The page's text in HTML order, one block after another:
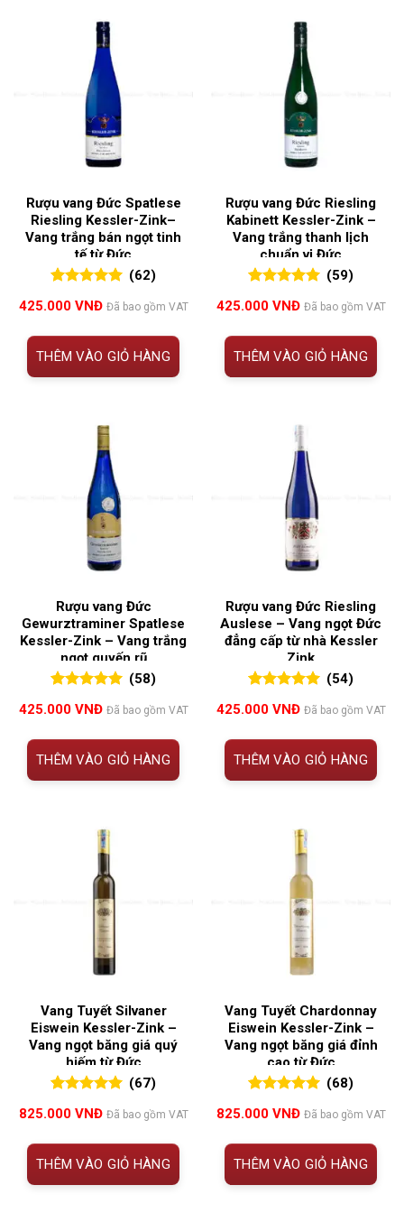
Rượu vang Đức Spatlese
Riesling Kessler-Zink–
Vang trắng bán ngọt tinh
tế từ Đức
đánh giá
(62)
425.000 VNĐ Đã bao gồm VAT
THÊM VÀO GIỎ HÀNG
Rượu vang Đức Riesling
Kabinett Kessler-Zink –
Vang trắng thanh lịch
chuẩn vị Đức
đánh giá
(59)
425.000 VNĐ Đã bao gồm VAT
THÊM VÀO GIỎ HÀNG
Rượu vang Đức
Gewurztraminer Spatlese
Kessler-Zink – Vang trắng
ngọt quyến rũ
đánh giá
(58)
425.000 VNĐ Đã bao gồm VAT
THÊM VÀO GIỎ HÀNG
Rượu vang Đức Riesling
Auslese – Vang ngọt Đức
đẳng cấp từ nhà Kessler
Zink
đánh giá
(54)
425.000 VNĐ Đã bao gồm VAT
THÊM VÀO GIỎ HÀNG
Vang Tuyết Silvaner
Eiswein Kessler-Zink –
Vang ngọt băng giá quý
hiếm từ Đức
đánh giá
(67)
825.000 VNĐ Đã bao gồm VAT
THÊM VÀO GIỎ HÀNG
Vang Tuyết Chardonnay
Eiswein Kessler-Zink –
Vang ngọt băng giá đỉnh
cao từ Đức
đánh giá
(68)
825.000 VNĐ Đã bao gồm VAT
THÊM VÀO GIỎ HÀNG